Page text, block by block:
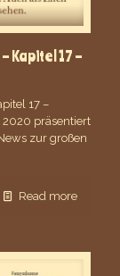
Kapitel 17 –
17 –
präsentiert
zur großen
Read more